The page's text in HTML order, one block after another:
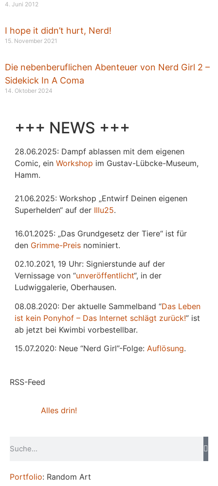
4. Juni 2012
I hope it didn’t hurt, Nerd!
15. November 2021
Die nebenberuflichen Abenteuer von Nerd Girl 2 –
Sidekick In A Coma
14. Oktober 2024
+++ NEWS +++
28.06.2025: Dampf ablassen mit dem eigenen
Comic, ein Workshop im Gustav-Lübcke-Museum,
Hamm.
21.06.2025: Workshop „Entwirf Deinen eigenen
Superhelden“ auf der Illu25.
16.01.2025: „Das Grundgesetz der Tiere“ ist für
den Grimme-Preis nominiert.
02.10.2021, 19 Uhr: Signierstunde auf der
Vernissage von “unveröffentlicht“, in der
Ludwiggalerie, Oberhausen.
08.08.2020: Der aktuelle Sammelband “Das Leben
ist kein Ponyhof – Das Internet schlägt zurück!” ist
ab jetzt bei Kwimbi vorbestellbar.
15.07.2020: Neue “Nerd Girl”-Folge: Auflösung.
RSS-Feed
Alles drin!
Portfolio: Random Art